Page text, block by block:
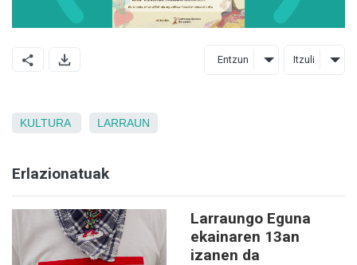
Entzun Itzuli
KULTURA LARRAUN
Erlazionatuak
Larraungo Eguna
ekainaren 13an
izanen da